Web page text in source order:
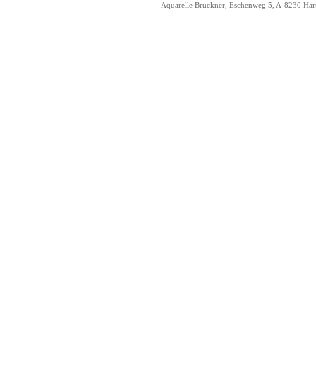
Aquarelle Bruckner, Eschenweg 5, A-8230